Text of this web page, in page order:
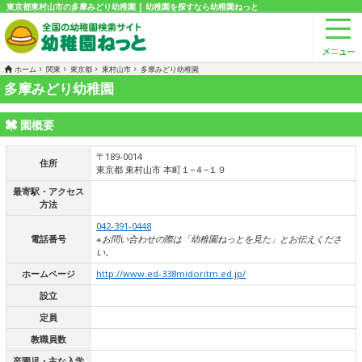
東京都東村山市の多摩みどり幼稚園 | 幼稚園を探すなら幼稚園ねっと
ホーム 関東 東京都 東村山市 多摩みどり幼稚園
多摩みどり幼稚園
園概要
住所
〒189-0014
東京都 東村山市 本町１−４−１９
最寄駅・アクセス
方法
電話番号
042-391-0448
※お問い合わせの際は「幼稚園ねっとを見た」とお伝えくださ
い。
ホームページ
http://www.ed-338midoritm.ed.jp/
設立
定員
教職員数